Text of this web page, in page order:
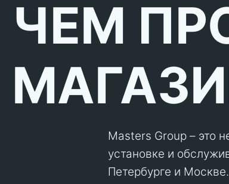
ЧЕМ
Masters Group – это
установке и
Петербурге и Москве.